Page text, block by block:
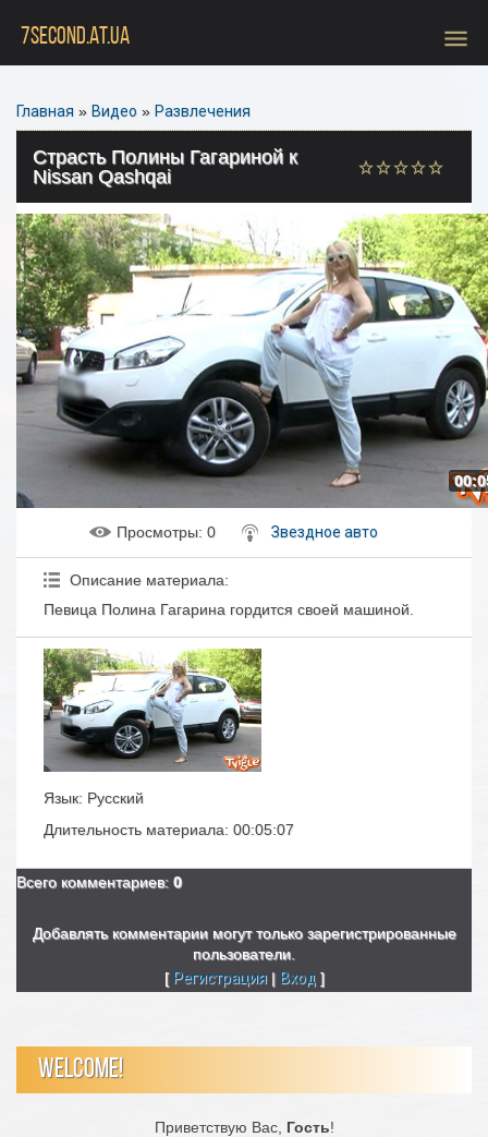
7SECOND.AT.UA menu
Главная » Видео » Развлечения
Страсть Полины Гагариной к
Nissan Qashqai
Просмотры: 0 Звездное авто
Описание материала:
Певица Полина Гагарина гордится своей машиной.
Язык: Русский
Длительность материала: 00:05:07
Всего комментариев: 0
Добавлять комментарии могут только зарегистрированные
пользователи.
[ Регистрация| Вход ]
WELCOME!
Приветствую Вас, Гость!